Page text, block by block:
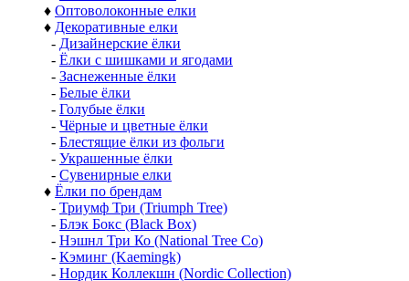
♦ Оптоволоконные елки
♦ Декоративные елки
- Дизайнерские ёлки
- Ёлки с шишками и ягодами
- Заснеженные ёлки
- Белые ёлки
- Голубые ёлки
- Чёрные и цветные ёлки
- Блестящие ёлки из фольги
- Украшенные ёлки
- Сувенирные елки
♦ Ёлки по брендам
- Триумф Три (Triumph Tree)
- Блэк Бокс (Black Box)
- Нэшнл Три Ко (National Tree Co)
- Кэминг (Kaemingk)
- Нордик Коллекшн (Nordic Collection)